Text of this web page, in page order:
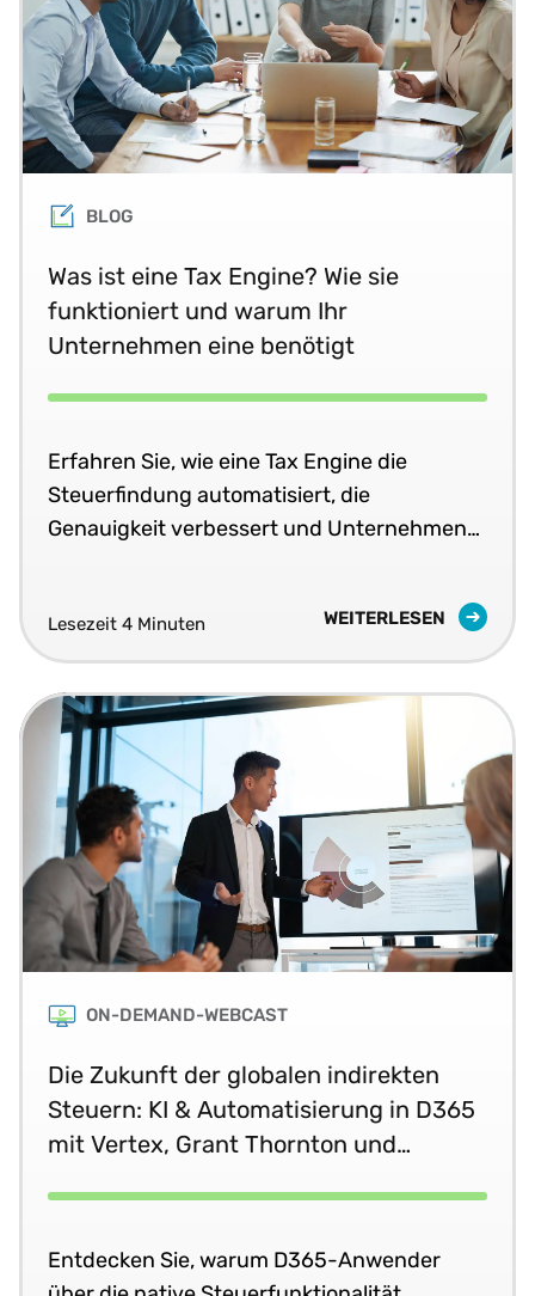
BLOG
Was ist eine Tax Engine? Wie sie
funktioniert und warum Ihr
Unternehmen eine benötigt
Erfahren Sie, wie eine Tax Engine die
Steuerfindung automatisiert, die
Genauigkeit verbessert und Unternehmen
Lesezeit 4 Minuten WEITERLESEN
ON-DEMAND-WEBCAST
Die Zukunft der globalen indirekten
Steuern: KI & Automatisierung in D365
mit Vertex, Grant Thornton und
Entdecken Sie, warum D365-Anwender